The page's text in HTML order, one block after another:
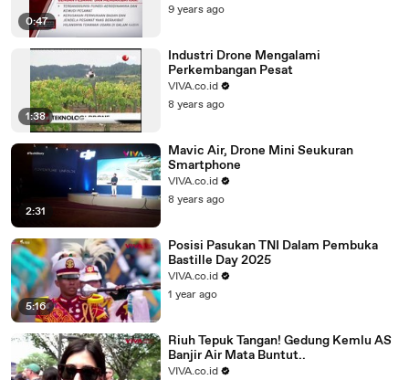
0:47
9 years ago
1:38
Industri Drone Mengalami
Perkembangan Pesat
VIVA.co.id
8 years ago
2:31
Mavic Air, Drone Mini Seukuran
Smartphone
VIVA.co.id
8 years ago
5:16
Posisi Pasukan TNI Dalam Pembuka
Bastille Day 2025
VIVA.co.id
1 year ago
Riuh Tepuk Tangan! Gedung Kemlu AS
Banjir Air Mata Buntut..
VIVA.co.id